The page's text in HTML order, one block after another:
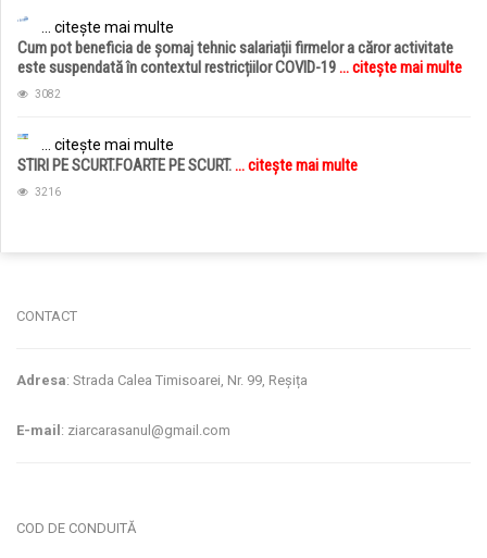
... citește mai multe
Cum pot beneficia de șomaj tehnic salariații firmelor a căror activitate
este suspendată în contextul restricțiilor COVID-19... citește mai multe
3082
... citește mai multe
STIRI PE SCURT.FOARTE PE SCURT.... citește mai multe
3216
CONTACT
Adresa: Strada Calea Timisoarei, Nr. 99, Reșița
E-mail: ziarcarasanul@gmail.com
COD DE CONDUITĂ